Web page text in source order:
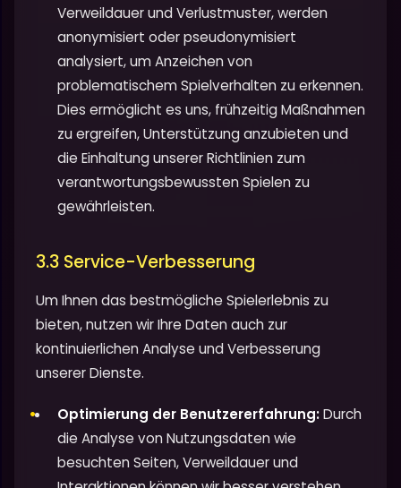
Verweildauer und Verlustmuster, werden
anonymisiert oder pseudonymisiert
analysiert, um Anzeichen von
problematischem Spielverhalten zu erkennen.
Dies ermöglicht es uns, frühzeitig Maßnahmen
zu ergreifen, Unterstützung anzubieten und
die Einhaltung unserer Richtlinien zum
verantwortungsbewussten Spielen zu
gewährleisten.
3.3 Service-Verbesserung
Um Ihnen das bestmögliche Spielerlebnis zu
bieten, nutzen wir Ihre Daten auch zur
kontinuierlichen Analyse und Verbesserung
unserer Dienste.
Optimierung der Benutzererfahrung:Durch
die Analyse von Nutzungsdaten wie
besuchten Seiten, Verweildauer und